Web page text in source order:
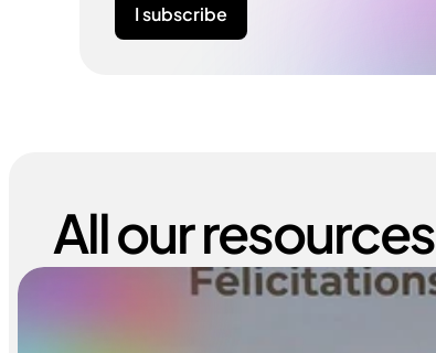
I subscribe
All our resources